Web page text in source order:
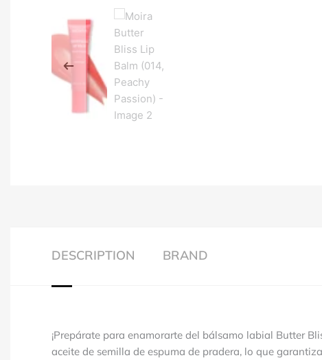
DESCRIPTION BRAND
¡Prepárate para enamorarte del bálsamo labial Butter
aceite de semilla de espuma de pradera, lo que